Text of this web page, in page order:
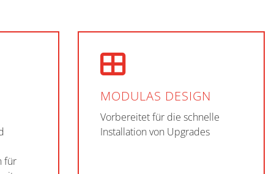
für
MODULAS DESIGN
Vorbereitet für die schnelle
Installation von Upgrades